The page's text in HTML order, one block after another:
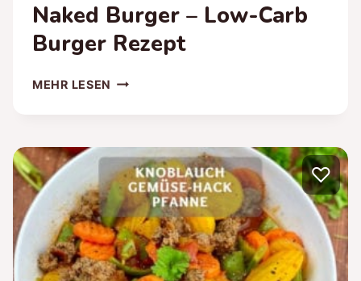
Naked Burger – Low-Carb
Burger Rezept
MEHR LESEN NAKED
CARB
BURGER
REZEPT
♡